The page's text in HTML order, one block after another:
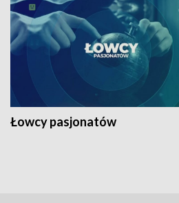
Łowcy pasjonatów